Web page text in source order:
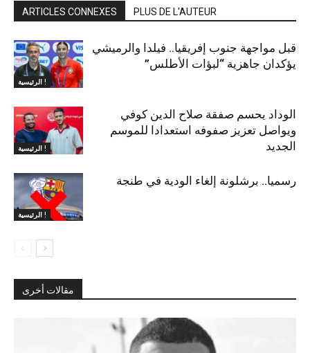
ARTICLES CONNEXES PLUS DE L'AUTEUR
الرئيسية !
قبل مواجهة جنوب إفريقيا.. فيلدا والرميشي
يؤكدان جاهزية “لبؤات الأطلس”
الرئيسية !
الوداد يحسم صفقة صلاح الدين كوفي
ويواصل تعزيز صفوفه استعدادا للموسم
الجديد
الرئيسية !
رسميا.. برشلونة إلغاء الودية في طنجة
مقالات أخرى